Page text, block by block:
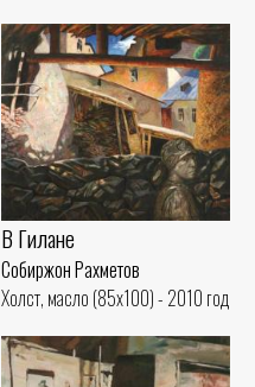
В Гилане
Собиржон Рахметов
Холст, масло (85x100) - 2010 год